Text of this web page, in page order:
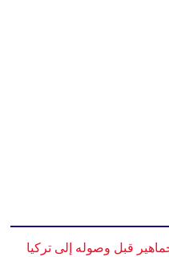
قبل وصوله إلى تركيا